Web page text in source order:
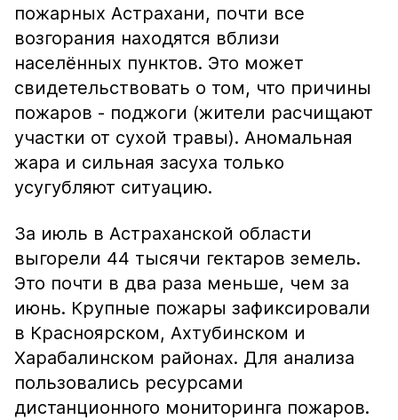
пожарных Астрахани, почти все
возгорания находятся вблизи
населённых пунктов. Это может
свидетельствовать о том, что причины
пожаров - поджоги (жители расчищают
участки от сухой травы). Аномальная
жара и сильная засуха только
усугубляют ситуацию.
За июль в Астраханской области
выгорели 44 тысячи гектаров земель.
Это почти в два раза меньше, чем за
июнь. Крупные пожары зафиксировали
в Красноярском, Ахтубинском и
Харабалинском районах. Для анализа
пользовались ресурсами
дистанционного мониторинга пожаров.